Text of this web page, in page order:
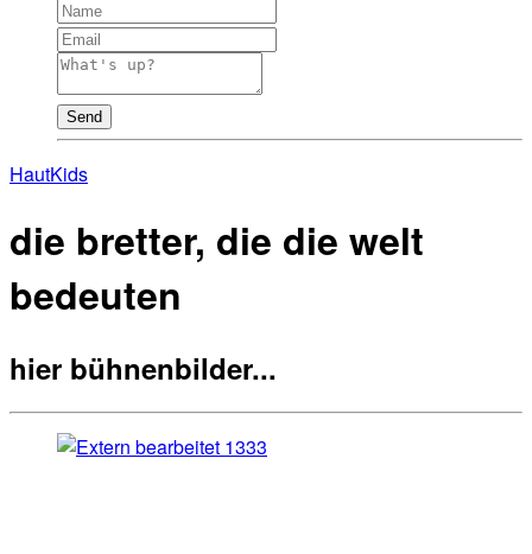
Send
HautKids
die bretter, die die welt
bedeuten
hier bühnenbilder...